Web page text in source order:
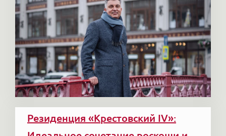
Резиденция «Крестовский IV»: